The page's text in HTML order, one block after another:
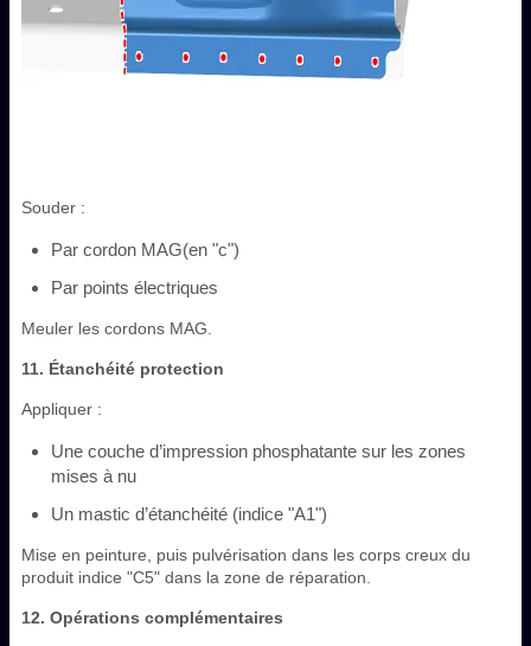
Souder :
Par cordon MAG(en "c")
Par points électriques
Meuler les cordons MAG.
11. Étanchéité protection
Appliquer :
Une couche d’impression phosphatante sur les zones
mises à nu
Un mastic d’étanchéité (indice "A1")
Mise en peinture, puis pulvérisation dans les corps creux du
produit indice "C5" dans la zone de réparation.
12. Opérations complémentaires